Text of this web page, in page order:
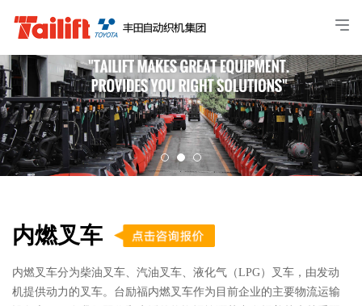
内燃叉车
内燃叉车分为柴油叉车、汽油叉车、液化气（LPG）叉车，由发动
机提供动力的叉车。台励福内燃叉车作为目前企业的主要物流运输